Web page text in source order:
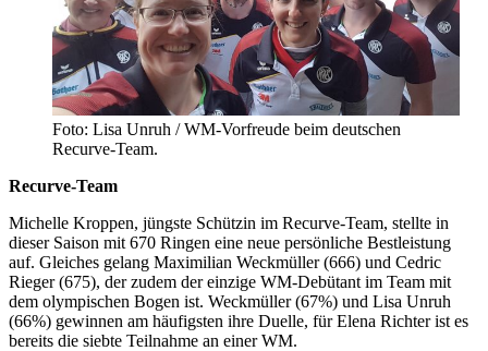
Foto: Lisa Unruh / WM-Vorfreude beim deutschen
Recurve-Team.
Recurve-Team
Michelle Kroppen, jüngste Schützin im Recurve-Team, stellte in
dieser Saison mit 670 Ringen eine neue persönliche Bestleistung
auf. Gleiches gelang Maximilian Weckmüller (666) und Cedric
Rieger (675), der zudem der einzige WM-Debütant im Team mit
dem olympischen Bogen ist. Weckmüller (67%) und Lisa Unruh
(66%) gewinnen am häufigsten ihre Duelle, für Elena Richter ist es
bereits die siebte Teilnahme an einer WM.